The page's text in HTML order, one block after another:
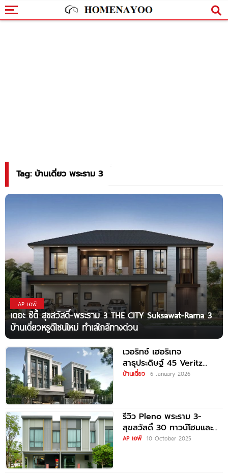
Tag: บ้านเดี่ยว พระราม 3
AP เอพี
เดอะ ซิตี้ สุขสวัสดิ์-พระราม 3 THE CITY Suksawat-Rama 3
บ้านเดี่ยวหรูดีไซน์ใหม่ ทำเลใกล้ทางด่วน
เวอริทซ์ เฮอริเทจ
สาธุประดิษฐ์ 45 Veritz
Heritage Sathupradit 45
บ้านเดี่ยว 6 January 2026
รีวิว Pleno พระราม 3-
สุขสวัสดิ์ 30 ทาวน์โฮมและ
บ้านแฝด ส่วนกลางครบครัน
AP เอพี 10 October 2025